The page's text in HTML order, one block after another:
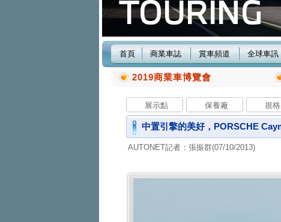
首頁 商業車誌 賞車頻道 全球車訊
2019商業車博覽會
展示點 保養廠 規
中置引擎的美好，PORSCHE
AUTONET記者：張振群(07/10/2013)